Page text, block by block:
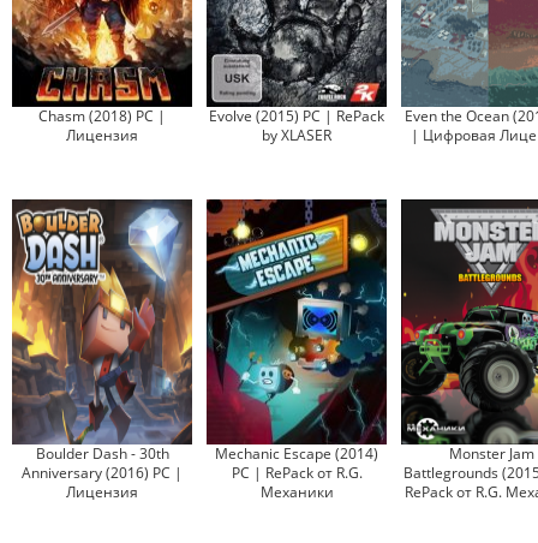
Chasm (2018) PC |
Лицензия
Evolve (2015) PC | RePack
by XLASER
Even the Ocean
| Цифровая
Boulder Dash - 30th
Anniversary (2016) PC |
Лицензия
Mechanic Escape (2014)
PC | RePack от R.G.
Механики
Monster Jam
Battlegrounds
RePack от R.G.